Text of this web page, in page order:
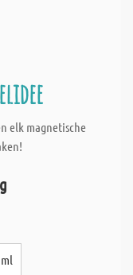
elk magnetische